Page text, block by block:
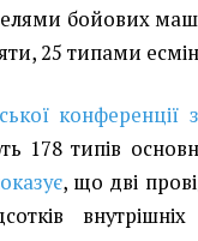
бойових
25 типами
конференції
178 типів
, що дві